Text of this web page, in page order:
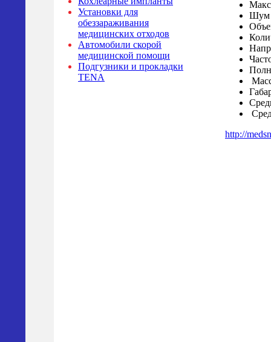
Установки для
обеззараживания
медицинских отходов
Автомобили скорой
медицинской помощи
Подгузники и прокладки
TENA
Шум
http://